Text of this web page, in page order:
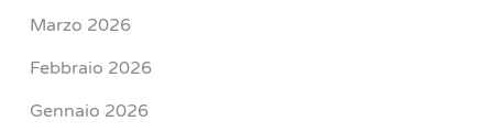
Marzo 2026
Febbraio 2026
Gennaio 2026